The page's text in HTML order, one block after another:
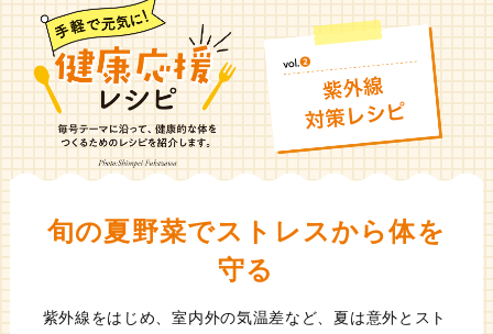
旬の夏野菜でストレスから体を
守る
紫外線をはじめ、室内外の気温差など、夏は意外とスト